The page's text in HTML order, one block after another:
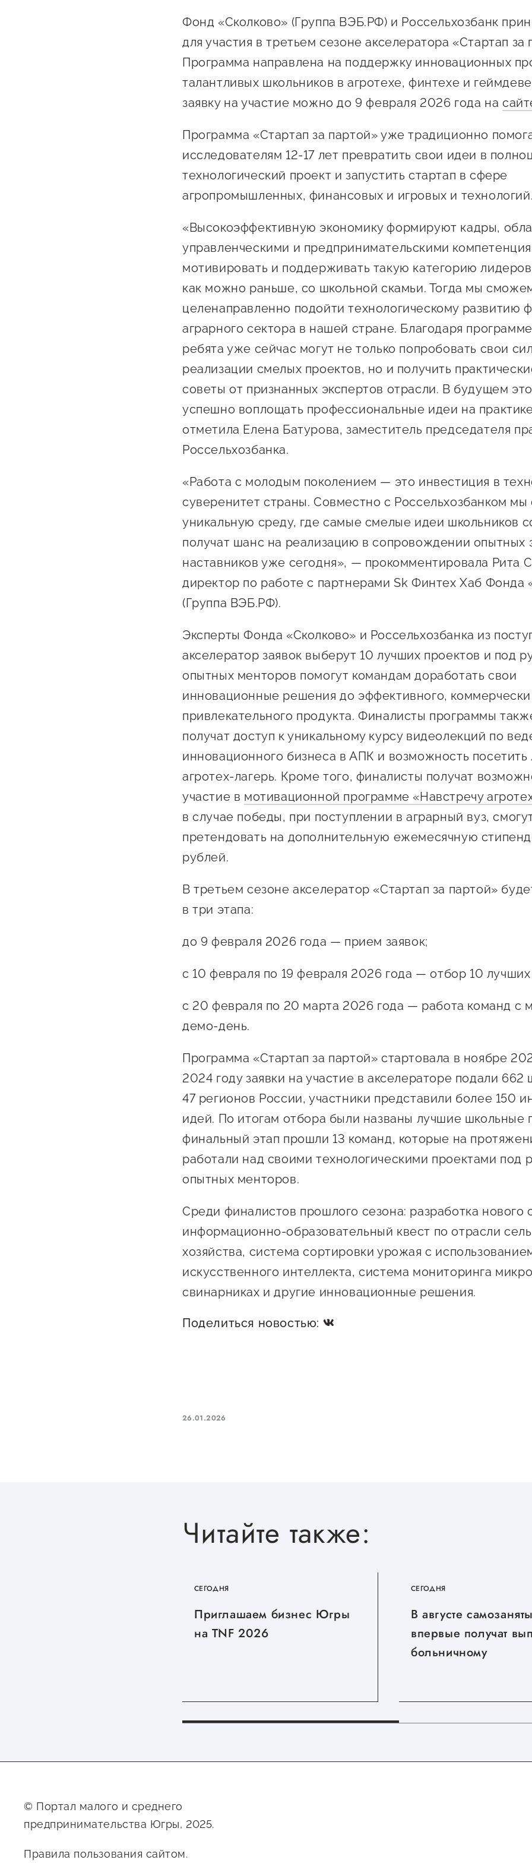
инновационно-
технологического
предпринимательства
Поддержка социальных
предпринимателей
Поддержка экспортеров
Финансовая поддержка
Меры поддержки в условиях
внешнего санкционного
О центре
Календарь
мероприятий для
предпринимателей
Проекты
Истории успеха
Центр инноваций
социальной сферы
О центре
Поддержка центра
мероприятий для
Проекты
Оказание услуг в
социальной сфере
Центр финансовой
поддержки
Поддержка центра
Истории успеха
Центр
технологического и
предпринимательства
Обучающие
мероприятия
Проекты
Поддержка центра
производства
Нормативные
документы
Органы управления и надзора
Фонд «Сколково» (Группа ВЭБ.РФ) и Россельхозбанк
для участия в третьем сезоне акселератора «Стартап за
Программа направлена на поддержку инновационных
талантливых школьников в агротехе, финтехе и
заявку на участие можно до 9 февраля 2026 года на
Программа «Стартап за партой» уже традиционно
исследователям 12-17 лет превратить свои идеи в
технологический проект и запустить стартап в сфере
агропромышленных, финансовых и игровых и технологий.
«Высокоэффективную экономику формируют кадры,
управленческими и предпринимательскими
мотивировать и поддерживать такую категорию
как можно раньше, со школьной скамьи. Тогда мы
целенаправленно подойти технологическому развитию
аграрного сектора в нашей стране. Благодаря
ребята уже сейчас могут не только попробовать свои
реализации смелых проектов, но и получить
советы от признанных экспертов отрасли. В будущем
успешно воплощать профессиональные идеи на
отметила Елена Батурова, заместитель председателя
Россельхозбанка.
«Работа с молодым поколением — это инвестиция в
суверенитет страны. Совместно с Россельхозбанком мы
уникальную среду, где самые смелые идеи школьников
получат шанс на реализацию в сопровождении опытных
наставников уже сегодня», — прокомментировала Рита
директор по работе с партнерами Sk Финтех Хаб Фонда
(Группа ВЭБ.РФ).
Эксперты Фонда «Сколково» и Россельхозбанка из
акселератор заявок выберут 10 лучших проектов и под
опытных менторов помогут командам доработать свои
инновационные решения до эффективного, коммерчески
привлекательного продукта. Финалисты программы
получат доступ к уникальному курсу видеолекций по
инновационного бизнеса в АПК и возможность посетить
агротех-лагерь. Кроме того, финалисты получат
участие в мотивационной программе «Навстречу
в случае победы, при поступлении в аграрный вуз,
претендовать на дополнительную ежемесячную
рублей.
В третьем сезоне акселератор «Стартап за партой»
в три этапа:
до 9 февраля 2026 года — прием заявок;
с 10 февраля по 19 февраля 2026 года — отбор 10 лучших
с 20 февраля по 20 марта 2026 года — работа команд с
демо-день.
Программа «Стартап за партой» стартовала в ноябре
2024 году заявки на участие в акселераторе подали 662
47 регионов России, участники представили более 150
идей. По итогам отбора были названы лучшие школьные
финальный этап прошли 13 команд, которые на
работали над своими технологическими проектами под
опытных менторов.
Среди финалистов прошлого сезона: разработка нового
информационно-образовательный квест по отрасли
хозяйства, система сортировки урожая с
искусственного интеллекта, система мониторинга
свинарниках и другие инновационные решения.
Поделиться новостью:
26.01.2026
Читайте также:
СЕГОДНЯ
Приглашаем бизнес Югры
на TNF 2026
СЕГОДНЯ
В августе
впервые получат
больничному
© Портал малого и среднего
предпринимательства Югры, 2025.
Правила пользования сайтом.